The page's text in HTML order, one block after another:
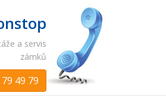
a servis
zámků
49 79